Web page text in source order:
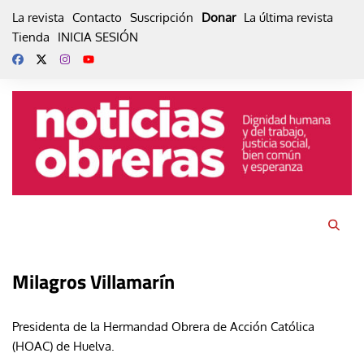
La revista Contacto Suscripción Donar La última revista
Tienda
INICIA SESIÓN
Milagros Villamarín
Presidenta de la Hermandad Obrera de Acción Católica
(HOAC) de Huelva.